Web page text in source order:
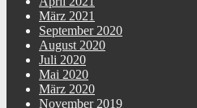
März 2021
September 2020
August 2020
Juli 2020
Mai 2020
März 2020
November 2019